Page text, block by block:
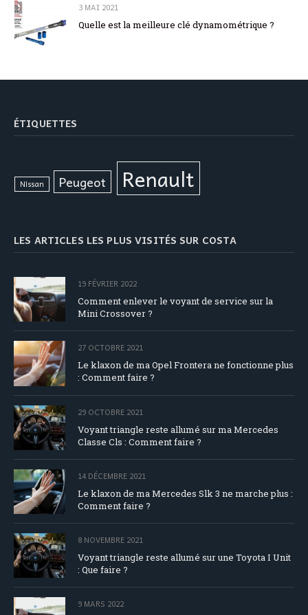
3 MAI 2021
Quelle est la meilleure clé dynamométrique ?
ÉTIQUETTES
Nissan Peugeot Renault
LES ARTICLES LES PLUS VISITÉS SUR COSTA
19 FÉVRIER 2022
Comment enlever le voyant de service sur la
Mini Crossover ?
27 OCTOBRE 2021
Le klaxon de ma Opel Frontera ne fonctionne plus
: Comment faire ?
29 OCTOBRE 2021
Voyant triangle reste allumé sur ma Mercedes
Classe Cls : Comment faire ?
14 DÉCEMBRE 2021
Le klaxon de ma Mercedes Slk 3 ne marche plus :
Comment faire ?
8 NOVEMBRE 2021
Voyant triangle reste allumé sur une Toyota I Unit
: Que faire ?
9 MARS 2022